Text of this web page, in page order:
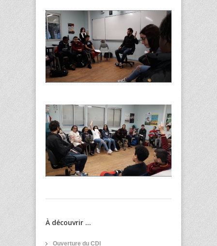
À découvrir ...
Ouverture du CDI